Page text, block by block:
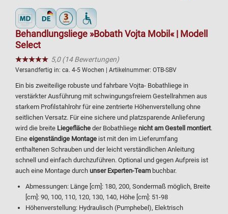
Behandlungsliege »Bobath Vojta Mobil« | Modell
Select
★★★★★
☆☆☆☆☆ 5,0 (14 Bewertungen)
Versandfertig in: ca. 4-5 Wochen | Artikelnummer: OTB-SBV
Ein bis zweiteilige robuste und fahrbare Vojta- Bobathliege in
verstärkter Ausführung mit schwingungsfreiem Gestellrahmen aus
starkem Profilstahlrohr für eine zentrierte Höhenverstellung ohne
seitlichen Versatz. Für eine sichere und platzsparende Anlieferung
wird die breite Liegefläche der Bobathliege nicht am Gestell montiert.
Eine eigenständige Montage ist mit den im Lieferumfang
enthaltenen Schrauben und der leicht verständlichen Anleitung
schnell und einfach durchzuführen. Optional und gegen Aufpreis ist
auch eine Montage durch unser Experten-Team buchbar.
Abmessungen: Länge [cm]: 180, 200, Sondermaß möglich, Breite
[cm]: 90, 100, 110, 120, 130, 140, Höhe [cm]: 51-98
Höhenverstellung: Hydraulisch (Pumphebel), Elektrisch